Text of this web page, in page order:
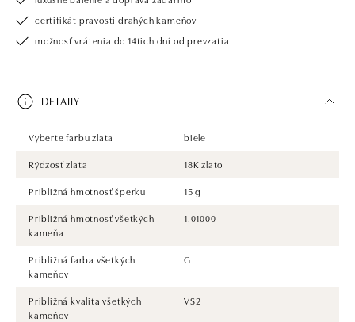
certifikát pravosti drahých kameňov
možnosť vrátenia do 14tich dní od prevzatia
DETAILY
Vyberte farbu zlata
biele
Rýdzosť zlata
18K zlato
Približná hmotnosť šperku
15 g
Približná hmotnosť všetkých
kameňa
1.01000
Približná farba všetkých
kameňov
G
Približná kvalita všetkých
kameňov
VS2